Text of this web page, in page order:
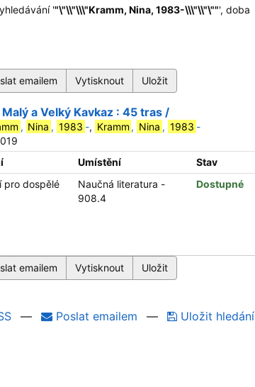
'"\"\\"\\\"Kramm, Nina, 1983-\\\"\\"\""', doba
a Velký Kavkaz : 45 tras /
, Nina , 1983 -, Kramm , Nina , 1983 -
Umístění
Stav
pro dospělé
Naučná literatura -
908.4
Dostupné
— Poslat emailem — Uložit hledání